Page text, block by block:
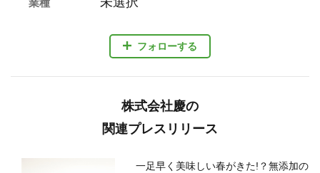
フォローする
業種
株式会社慶の
関連プレスリリース
一足早く美味しい春がきた!？無添加の